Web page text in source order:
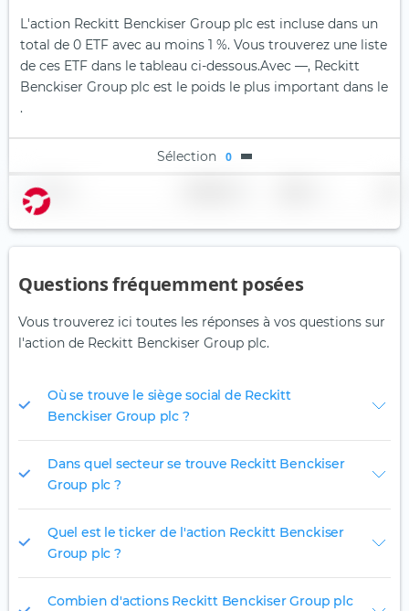
L'action Reckitt Benckiser Group plc est incluse dans un
total de 0 ETF avec au moins 1 %. Vous trouverez une liste
de ces ETF dans le tableau ci-dessous.Avec —, Reckitt
Benckiser Group plc est le poids le plus important dans le
.
Sélection 0
Nom
Questions fréquemment posées
Vous trouverez ici toutes les réponses à vos questions sur
l'action de Reckitt Benckiser Group plc.
Où se trouve le siège social de Reckitt
Benckiser Group plc ?
Dans quel secteur se trouve Reckitt Benckiser
Group plc ?
Quel est le ticker de l'action Reckitt Benckiser
Group plc ?
Combien d'actions Reckitt Benckiser Group plc